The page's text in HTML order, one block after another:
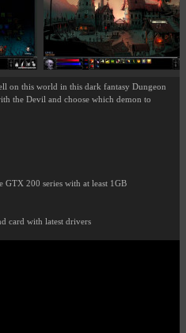
on this world in this dark fantasy Dungeon
the Devil and choose which demon to
GTX 200 series with at least 1GB
card with latest drivers